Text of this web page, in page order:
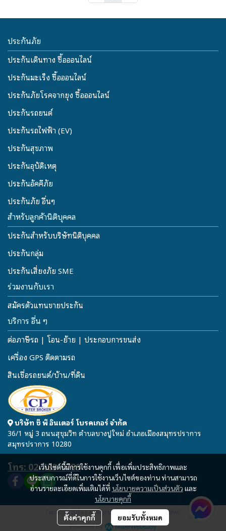
เว็บไซต์นี้มีการใช้งานคุกกี้ เพื่อเพิ่มประสิทธิภาพและ
ประสบการณ์ที่ดีในการใช้งานเว็บไซต์ของท่าน ท่านสามารถ
อ่านรายละเอียดเพิ่มเติมได้ที่ นโยบายความเป็นส่วนตัว และ
นโยบายคุกกี้
ตั้งค่าคุกกี้ ยอมรับทั้งหมด
ประกันภัย
ประกันเดินทาง ซื้อออนไลน์
ประกันมะเร็ง ซื้อออนไลน์
ประกันภัยโรคจากยุง ซื้อออนไลน์
ประกันรถยนต์
ประกันรถไฟฟ้า (EV)
ประกันสุขภาพ
ประกันอุบัติเหตุ
ประกันอัคคีภัย
ประกันภัย อื่นๆ
สำหรับลูกค้านิติบุคคล
ประกันสำหรับบริษัทนิติบุคคล
ประกันกลุ่ม
ประกันเสี่ยงภัย SME
ร่วมงานกับเรา
สมัครตัวแทนขายประกัน
บริการ อื่น ๆ
ต่อภาษีรถ | โอน-ย้าย | ประกอบการขนส่ง
เครื่อง GPS ติดตามรถ
สินเชื่อรถยนต์/บ้าน/ที่ดิน
บริษัท ซี พี อินเตอร์ โบรคเกอร์ จำกัด
36/1 หมู่ 3 ถนนสุขุมวิท ตำบลบางปูใหม่ อำเภอเมืองสมุทรปราการ
สมุทรปราการ 10280
โทร: 02-483-0789
Copyright 2024 | All Rights Reserved | Powered by MWE
Powered By MakeWebEasy